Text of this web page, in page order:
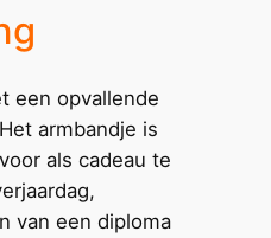
een opvallende
armbandje is
als cadeau te
van een diploma